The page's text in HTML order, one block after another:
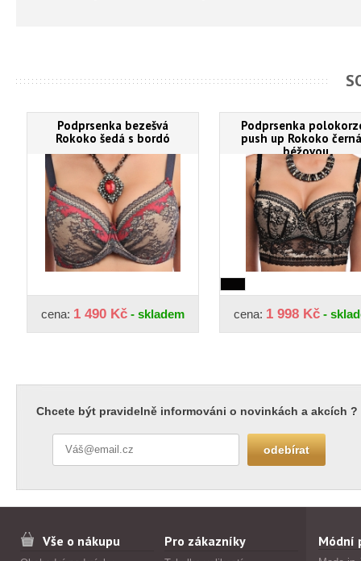
Podprsenka bezešvá
Rokoko šedá s bordó
cena: 1 490 Kč - skladem
Podprsenka
push up Rokoko
béžovou
cena: 1 998 Kč -
Chcete být pravidelně informováni o novinkách a akcích ?
Vše o nákupu Pro zákazníky Módní